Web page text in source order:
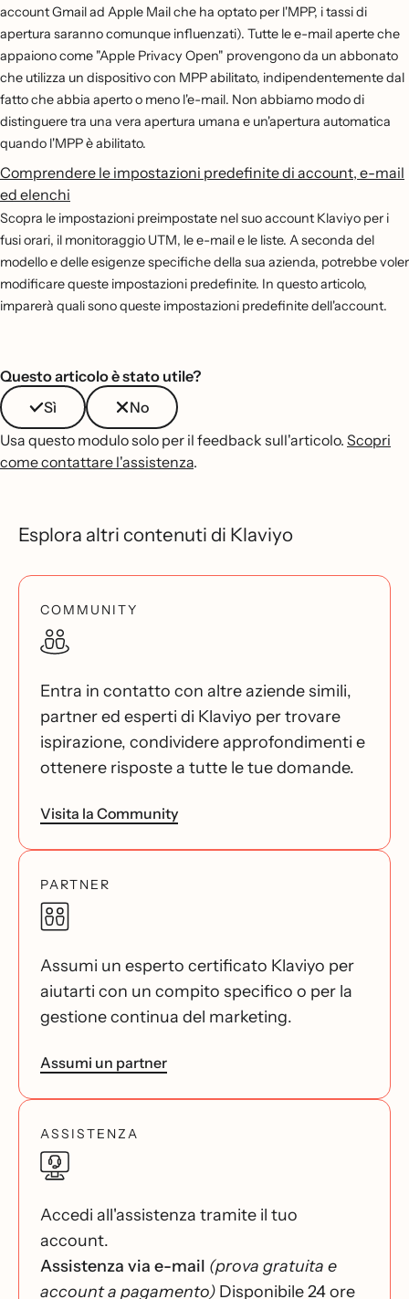
account Gmail ad Apple Mail che ha optato per l'MPP, i tassi di
apertura saranno comunque influenzati). Tutte le e-mail aperte che
appaiono come "Apple Privacy Open" provengono da un abbonato
che utilizza un dispositivo con MPP abilitato, indipendentemente dal
fatto che abbia aperto o meno l'e-mail. Non abbiamo modo di
distinguere tra una vera apertura umana e un'apertura automatica
quando l'MPP è abilitato.
Comprendere le impostazioni predefinite di account, e-mail
ed elenchi
Scopra le impostazioni preimpostate nel suo account Klaviyo per i
fusi orari, il monitoraggio UTM, le e-mail e le liste. A seconda del
modello e delle esigenze specifiche della sua azienda, potrebbe voler
modificare queste impostazioni predefinite. In questo articolo,
imparerà quali sono queste impostazioni predefinite dell'account.
Questo articolo è stato utile?
Sì
No
Usa questo modulo solo per il feedback sull'articolo. Scopri
come contattare l'assistenza.
Esplora altri contenuti di Klaviyo
COMMUNITY
Entra in contatto con altre aziende simili,
partner ed esperti di Klaviyo per trovare
ispirazione, condividere approfondimenti e
ottenere risposte a tutte le tue domande.
Visita la Community
PARTNER
Assumi un esperto certificato Klaviyo per
aiutarti con un compito specifico o per la
gestione continua del marketing.
Assumi un partner
ASSISTENZA
Accedi all'assistenza tramite il tuo
account.
Assistenza via e-mail (prova gratuita e
account a pagamento) Disponibile 24 ore